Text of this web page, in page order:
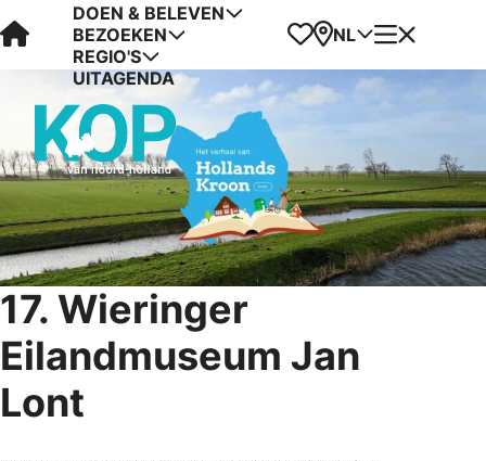
Visit Kop van Holland
DOEN & BELEVEN
BEZOEKEN
REGIO'S
UITAGENDA
Favorieten
Kaart
NL Menu
17. Wieringer
Eilandmuseum Jan
Lont